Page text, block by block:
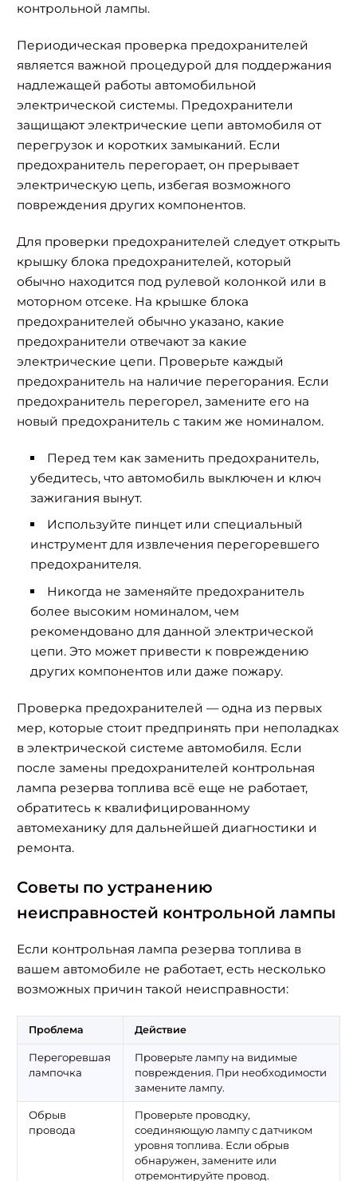
контрольной лампы.
Периодическая проверка предохранителей
является важной процедурой для поддержания
надлежащей работы автомобильной
электрической системы. Предохранители
защищают электрические цепи автомобиля от
перегрузок и коротких замыканий. Если
предохранитель перегорает, он прерывает
электрическую цепь, избегая возможного
повреждения других компонентов.
Для проверки предохранителей следует открыть
крышку блока предохранителей, который
обычно находится под рулевой колонкой или в
моторном отсеке. На крышке блока
предохранителей обычно указано, какие
предохранители отвечают за какие
электрические цепи. Проверьте каждый
предохранитель на наличие перегорания. Если
предохранитель перегорел, замените его на
новый предохранитель с таким же номиналом.
Перед тем как заменить предохранитель,
убедитесь, что автомобиль выключен и ключ
зажигания вынут.
Используйте пинцет или специальный
инструмент для извлечения перегоревшего
предохранителя.
Никогда не заменяйте предохранитель
более высоким номиналом, чем
рекомендовано для данной электрической
цепи. Это может привести к повреждению
других компонентов или даже пожару.
Проверка предохранителей — одна из первых
мер, которые стоит предпринять при неполадках
в электрической системе автомобиля. Если
после замены предохранителей контрольная
лампа резерва топлива всё еще не работает,
обратитесь к квалифицированному
автомеханику для дальнейшей диагностики и
ремонта.
Советы по устранению
неисправностей контрольной лампы
Если контрольная лампа резерва топлива в
вашем автомобиле не работает, есть несколько
возможных причин такой неисправности:
Проблема Действие
Перегоревшая
лампочка
Проверьте лампу на видимые
повреждения. При необходимости
замените лампу.
Обрыв
провода
Проверьте проводку,
соединяющую лампу с датчиком
уровня топлива. Если обрыв
обнаружен, замените или
отремонтируйте провод.
Найти: